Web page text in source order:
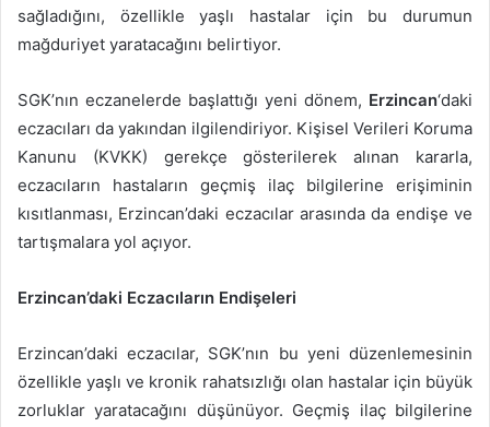
sağladığını, özellikle yaşlı hastalar için bu durumun
mağduriyet yaratacağını belirtiyor.
SGK’nın eczanelerde başlattığı yeni dönem, Erzincan‘daki
eczacıları da yakından ilgilendiriyor. Kişisel Verileri Koruma
Kanunu (KVKK) gerekçe gösterilerek alınan kararla,
eczacıların hastaların geçmiş ilaç bilgilerine erişiminin
kısıtlanması, Erzincan’daki eczacılar arasında da endişe ve
tartışmalara yol açıyor.
Erzincan’daki Eczacıların Endişeleri
Erzincan’daki eczacılar, SGK’nın bu yeni düzenlemesinin
özellikle yaşlı ve kronik rahatsızlığı olan hastalar için büyük
zorluklar yaratacağını düşünüyor. Geçmiş ilaç bilgilerine